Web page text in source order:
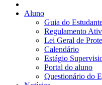
Aluno
Guia do
Regulamento
Lei Geral de
Calendário
Estágio
Portal do aluno
Questionário do